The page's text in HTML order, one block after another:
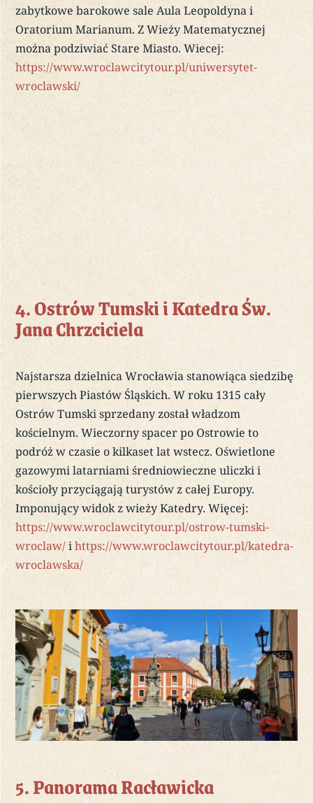
zabytkowe barokowe sale Aula Leopoldyna i
Oratorium Marianum. Z Wieży Matematycznej
można podziwiać Stare Miasto. Wiecej:
https://www.wroclawcitytour.pl/uniwersytet-
wroclawski/
4. Ostrów Tumski i Katedra Św.
Jana Chrzciciela
Najstarsza dzielnica Wrocławia stanowiąca siedzibę
pierwszych Piastów Śląskich. W roku 1315 cały
Ostrów Tumski sprzedany został władzom
kościelnym. Wieczorny spacer po Ostrowie to
podróż w czasie o kilkaset lat wstecz. Oświetlone
gazowymi latarniami średniowieczne uliczki i
kościoły przyciągają turystów z całej Europy.
Imponujący widok z wieży Katedry. Więcej:
https://www.wroclawcitytour.pl/ostrow-tumski-
wroclaw/ihttps://www.wroclawcitytour.pl/katedra-
wroclawska/
5. Panorama Racławicka